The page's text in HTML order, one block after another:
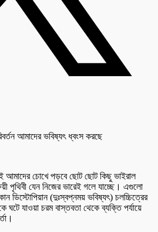
আমাদের চোখে পড়বে ছোট ছোট কিছু ভাইরাল
পৃথিবী যেন নিজের ভারেই গলে যাচ্ছে। এগুলো
ডিস্টোপিয়ান (দুঃস্বপ্নময় ভবিষ্যৎ) চলচ্চিত্রের
যাওয়া চরম বাস্তবতা থেকে ব্যক্তি পর্যায়ে